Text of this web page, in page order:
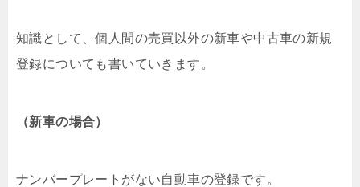
知識として、個人間の売買以外の新車や中古車の新規
登録についても書いていきます。
（新車の場合）
ナンバープレートがない自動車の登録です。